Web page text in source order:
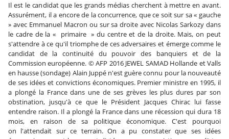
Il est le candidat que les grands médias cherchent à mettre en avant.
Assurément, il a encore de la concurrence, que ce soit sur sa « gauche
» avec Emmanuel Macron ou sur sa droite avec Nicolas Sarkozy dans
le cadre de la « primaire » du centre et de la droite. Mais, on peut
s'attendre à ce qu'il triomphe de ces adversaires et émerge comme le
candidat de la continuité du pouvoir des banquiers et de la
Commission européenne. © AFP 2016 JEWEL SAMAD Hollande et Valls
en hausse (sondage) Alain Juppé n'est guère connu pour la nouveauté
de ses idées et convictions économiques. Premier ministre en 1995, il
a plongé la France dans une de ses grèves les plus dures par son
obstination, jusqu'à ce que le Président Jacques Chirac lui fasse
entendre raison. Il a plongé la France dans une récession qui dura 18
mois, en raison de sa politique économique. C'est pourquoi
on l'attendait sur ce terrain. On a pu constater que ses idées